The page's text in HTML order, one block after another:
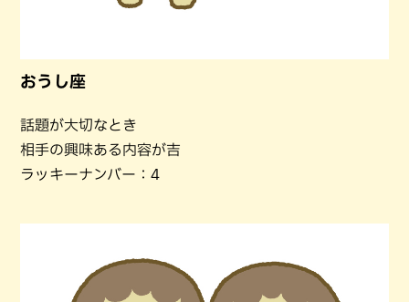
おうし座
話題が大切なとき
相手の興味ある内容が吉
ラッキーナンバー：4